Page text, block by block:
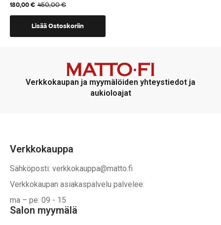
450,00€
Alkuperäinen
hinta
450,00 €.
180,00€
Nykyinen
hinta
180,00 €.Lisää Ostoskoriin
Verkkokaupan ja myymälöiden yhteystiedot ja
aukioloajat
Verkkokauppa
Sähköposti: verkkokauppa@matto.fi
Verkkokaupan asiakaspalvelu palvelee:
ma – pe: 09 - 15
Salon myymälä